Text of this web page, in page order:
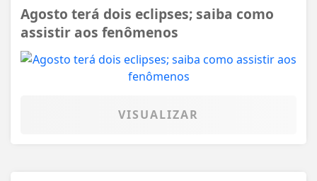
Agosto terá dois eclipses; saiba como
assistir aos fenômenos
VISUALIZAR